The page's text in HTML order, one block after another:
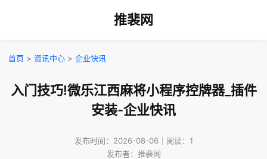
推裴网
首页 > 资讯中心 > 企业快讯
入门技巧!微乐江西麻将小程序控牌器_插件
安装-企业快讯
发布时间：2026-08-06｜阅读：1
发布者：推裴网